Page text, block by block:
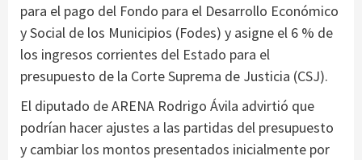
para el pago del Fondo para el Desarrollo Económico
y Social de los Municipios (Fodes) y asigne el 6 % de
los ingresos corrientes del Estado para el
presupuesto de la Corte Suprema de Justicia (CSJ).
El diputado de ARENA Rodrigo Ávila advirtió que
podrían hacer ajustes a las partidas del presupuesto
y cambiar los montos presentados inicialmente por